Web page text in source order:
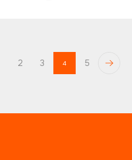
2 3 4 5